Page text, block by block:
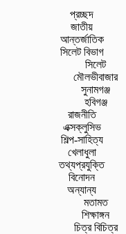
প্রচ্ছদ
জাতীয়
আন্তর্জাতিক
সিলেট বিভাগ
সিলেট
মৌলভীবাজার
সুনামগঞ্জ
হবিগঞ্জ
রাজনীতি
এক্সক্লুসিভ
শিল্প-সাহিত্য
খেলাধুলা
তথ্যপ্রযুক্তি
বিনোদন
অন্যান্য
মতামত
শিক্ষাঙ্গন
চিত্র বিচিত্র